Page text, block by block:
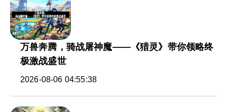
万兽奔腾，骑战屠神魔——《猎灵》带你领略终
极激战盛世
2026-08-06 04:55:38